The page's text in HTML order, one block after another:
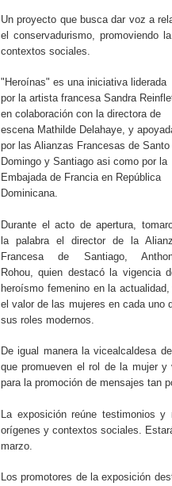
Un proyecto que busca dar voz a
el conservadurismo, promoviendo
contextos sociales.
"Heroínas" es una iniciativa liderada
por la artista francesa Sandra
en colaboración con la directora de
escena Mathilde Delahaye, y
por las Alianzas Francesas de Santo
Domingo y Santiago asi como por la
Embajada de Francia en República
Dominicana.
Durante el acto de apertura,
la palabra el director de la
Francesa de Santiago,
Rohou, quien destacó la vigencia
heroísmo femenino en la
el valor de las mujeres en cada uno
sus roles modernos.
De igual manera la vicealcaldesa
que promueven el rol de la mujer
para la promoción de mensajes tan
La exposición reúne testimonios
orígenes y contextos sociales.
marzo.
Los promotores de la exposición